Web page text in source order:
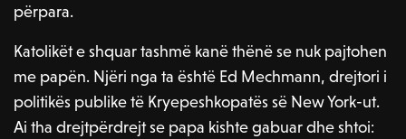
përpara.
Katolikët e shquar tashmë kanë thënë se nuk pajtohen
me papën. Njëri nga ta është Ed Mechmann, drejtori i
politikës publike të Kryepeshkopatës së New York-ut.
Ai tha drejtpërdrejt se papa kishte gabuar dhe shtoi: